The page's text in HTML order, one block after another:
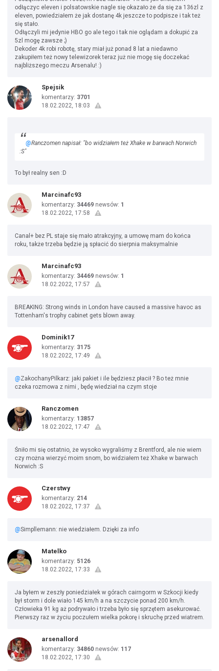
odłączyc eleven i polsatowskie nagle się okazało że da się za 136zl z
eleven, powiedziałem że jak dostanę 4k jeszcze to podpisze i tak też
się stało.
Odłączyli mi jedynie HBO go ale tego i tak nie oglądam a dokupić za
5zl mogę zawsze ;)
Dekoder 4k robi robotę, stary miał już ponad 8 lat a niedawno
zakupiłem też nowy telewizorek teraz już nie mogę się doczekać
najbliższego meczu Arsenalu! :)
Spejsik
komentarzy: 3701
18.02.2022, 18:03
@Ranczomen napisał: "bo widziałem też Xhake w barwach Norwich
:S"
To był realny sen :D
Marcinafc93
komentarzy: 34469 newsów: 1
18.02.2022, 17:58
Canal+ bez PL staje się mało atrakcyjny, a umowę mam do końca
roku, także trzeba będzie ją spłacić do sierpnia maksymalnie
Marcinafc93
komentarzy: 34469 newsów: 1
18.02.2022, 17:57
BREAKING: Strong winds in London have caused a massive havoc as
Tottenham's trophy cabinet gets blown away.
Dominik17
komentarzy: 3175
18.02.2022, 17:49
@ZakochanyPilkarz: jaki pakiet i ile będziesz płacił ? Bo też mnie
czeka rozmowa z nimi , będę wiedział na czym stoje
Ranczomen
komentarzy: 13857
18.02.2022, 17:47
Śniło mi się ostatnio, że wysoko wygraliśmy z Brentford, ale nie wiem
czy można wierzyć moim snom, bo widziałem też Xhake w barwach
Norwich :S
Czerstwy
komentarzy: 214
18.02.2022, 17:37
@Simpllemann: nie wiedziałem. Dzięki za info
Matelko
komentarzy: 5126
18.02.2022, 17:33
Ja byłem w zeszły poniedziałek w górach cairngorm w Szkocji kiedy
był storm i dole wiało 145 km/h a na szczycie ponad 200 km/h.
Człowieka 91 kg aż podrywało i trzeba było się sprzętem asekurować.
Pierwszy raz w życiu poczułem wielka pokorę i skruchę przed wiatrem.
arsenallord
komentarzy: 34860 newsów: 117
18.02.2022, 17:30